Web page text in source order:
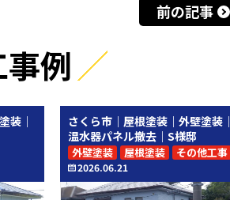
前の記事
例
装｜
さくら市｜屋根塗装｜外壁塗装｜
温水器パネル撤去｜S様邸
2026.06.21
外壁塗装 屋根塗装 その他工事